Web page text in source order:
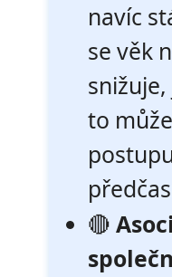
navíc
se věk
to
🔴